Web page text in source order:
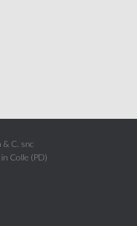
& C. snc
Colle (PD)